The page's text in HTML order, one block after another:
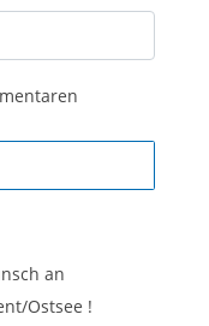
an
Ostsee !